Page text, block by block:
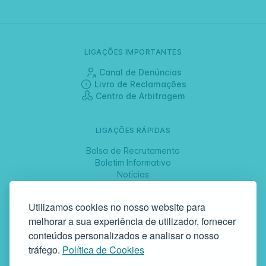
Utilizamos cookies no nosso website para
melhorar a sua experiência de utilizador, fornecer
conteúdos personalizados e analisar o nosso
tráfego. Política de Cookies
LIGAÇÕES IMPORTANTES
Canal de Denúncias
Livro de Reclamações
Centro de Arbitragem
LIGAÇÕES RÁPIDAS
Bolsa de Recrutamento
Boletim Informativo
Notícias
SIGA-NOS